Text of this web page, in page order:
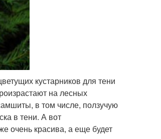
кустарников для тени
на лесных
в том числе, ползучую
в тени. А вот
очень красива, а еще будет